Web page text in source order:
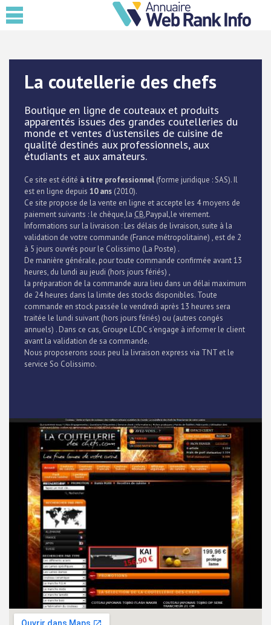
La coutellerie des chefs
Boutique en ligne de couteaux et produits
apparentés issues des grandes coutelleries du
monde et ventes d'ustensiles de cuisine de
qualité destinés aux professionnels, aux
étudiants et aux amateurs.
Ce site est édité à titre professionnel (forme juridique : SAS). Il
est en ligne depuis 10 ans (2010).
Ce site propose de la vente en ligne et accepte les 4 moyens de
paiement suivants : le chèque,la CB,Paypal,le virement.
Informations sur la livraison : Les délais de livraison, suite à la
validation de votre commande (France métropolitaine) , est de 2
à 5 jours ouvrés pour le Colissimo (La Poste) .
De manière générale, pour toute commande confirmée avant 13
heures, du lundi au jeudi (hors jours fériés) ,
la préparation de la commande aura lieu dans un délai maximum
de 24 heures dans la limite des stocks disponibles. Toute
commande en stock passée le vendredi après 13 heures sera
traitée le lundi suivant (hors jours fériés) ou (autres congés
annuels) . Dans ce cas, Groupe LCDC s'engage à informer le client
avant la validation de sa commande.
Nous proposerons sous peu la livraison express via TNT et le
service So Colissimo.